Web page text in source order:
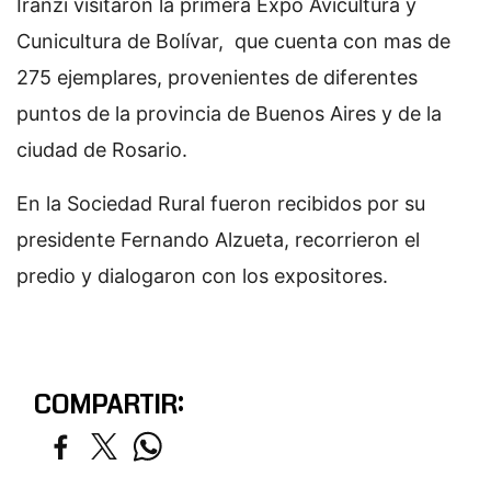
Iranzi visitaron la primera Expo Avicultura y
Cunicultura de Bolívar, que cuenta con mas de
275 ejemplares, provenientes de diferentes
puntos de la provincia de Buenos Aires y de la
ciudad de Rosario.
En la Sociedad Rural fueron recibidos por su
presidente Fernando Alzueta, recorrieron el
predio y dialogaron con los expositores.
COMPARTIR: